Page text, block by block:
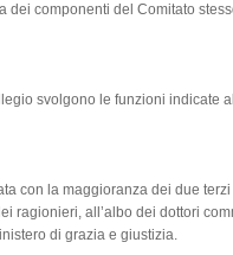
dei componenti del Comitato
svolgono le funzioni indicate
con la maggioranza dei due
ragionieri, all’albo dei dottori
di grazia e giustizia.